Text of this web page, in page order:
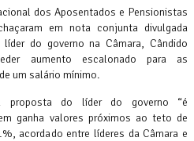
dos Aposentados e Pensionistas
em nota conjunta divulgada
do governo na Câmara, Cândido
aumento escalonado para as
um salário mínimo.
proposta do líder do governo “é
ganha valores próximos ao teto de
acordado entre líderes da Câmara e